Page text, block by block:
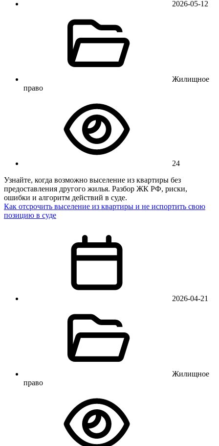
2026-05-12
Жилищное
право
24
Узнайте, когда возможно выселение из квартиры без
предоставления другого жилья. Разбор ЖК РФ, риски,
ошибки и алгоритм действий в суде.
Как отсрочить выселение из квартиры и не испортить свою
позицию в суде
2026-04-21
Жилищное
право